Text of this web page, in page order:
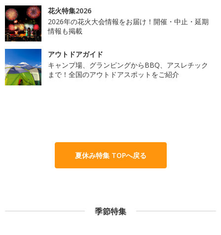
花火特集2026
2026年の花火大会情報をお届け！開催・中止・延期
情報も掲載
アウトドアガイド
キャンプ場、グランピングからBBQ、アスレチック
まで！全国のアウトドアスポットをご紹介
夏休み特集 TOPへ戻る
季節特集